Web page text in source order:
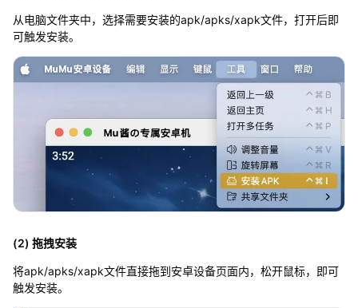
从电脑文件夹中，选择需要安装的apk/apks/xapk文件，打开后即
可触发安装。
(2) 拖拽安装
将apk/apks/xapk文件直接拖到安卓设备页面内，松开鼠标，即可
触发安装。